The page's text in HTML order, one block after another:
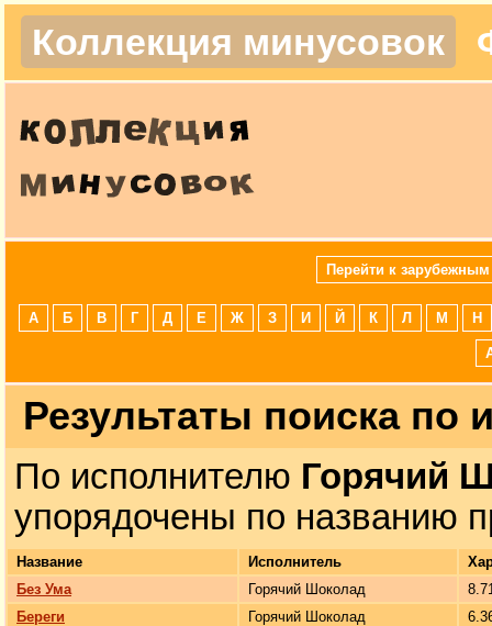
Коллекция минусовок
Перейти к зарубежным
А Б В Г Д Е Ж З И Й К Л М Н
Результаты поиска по
По исполнителю Горячий
упорядочены по названию
Название Исполнитель
Без Ума
Горячий Шоколад
Береги
Горячий Шоколад